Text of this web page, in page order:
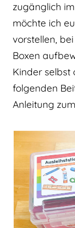
zugänglich
möchte ich
vorstellen,
Boxen
Kinder selbst
folgenden
Anleitung